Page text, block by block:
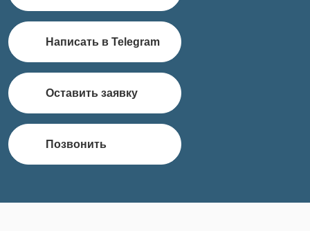
Написать в Telegram
Оставить заявку
Позвонить